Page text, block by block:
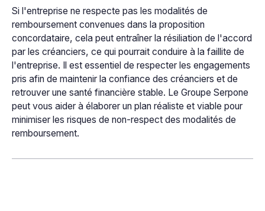
Si l'entreprise ne respecte pas les modalités de
remboursement convenues dans la proposition
concordataire, cela peut entraîner la résiliation de l'accord
par les créanciers, ce qui pourrait conduire à la faillite de
l'entreprise. Il est essentiel de respecter les engagements
pris afin de maintenir la confiance des créanciers et de
retrouver une santé financière stable. Le Groupe Serpone
peut vous aider à élaborer un plan réaliste et viable pour
minimiser les risques de non-respect des modalités de
remboursement.